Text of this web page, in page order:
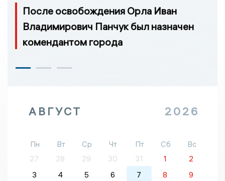
После освобождения Орла Иван
Владимирович Панчук был назначен
комендантом города
АВГУСТ 2026
Пн Вт Ср Чт Пт Сб
Вс
27
28 29 30 31 1
2
3
4 5 6 7 8 9